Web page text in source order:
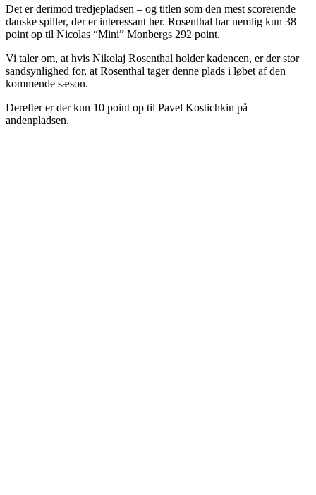
Det er derimod tredjepladsen – og titlen som den mest scorerende
danske spiller, der er interessant her. Rosenthal har nemlig kun 38
point op til Nicolas “Mini” Monbergs 292 point.
Vi taler om, at hvis Nikolaj Rosenthal holder kadencen, er der stor
sandsynlighed for, at Rosenthal tager denne plads i løbet af den
kommende sæson.
Derefter er der kun 10 point op til Pavel Kostichkin på
andenpladsen.